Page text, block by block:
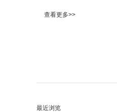
查看更多>>
最近浏览